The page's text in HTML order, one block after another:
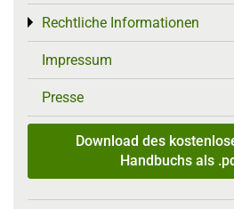
Rechtliche Informationen
Toggle menu
Impressum
Presse
Download des
Handbuchs als